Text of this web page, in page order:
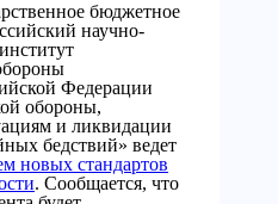
бюджетное
научно-
Федерации
обороны,
и ликвидации
бедствий» ведет
новых стандартов
. Сообщается, что